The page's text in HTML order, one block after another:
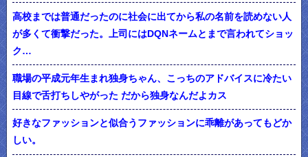
高校までは普通だったのに社会に出てから私の名前を読めない人
が多くて衝撃だった。上司にはDQNネームとまで言われてショッ
ク…
職場の平成元年生まれ独身ちゃん、こっちのアドバイスに冷たい
目線で舌打ちしやがった だから独身なんだよカス
好きなファッションと似合うファッションに乖離があってもどか
しい。